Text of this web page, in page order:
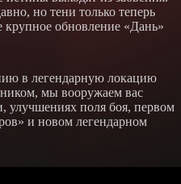
но тени только теперь
обновление «Дань»
в легендарную локацию
мы вооружаем вас
улучшениях поля боя, первом
и новом легендарном